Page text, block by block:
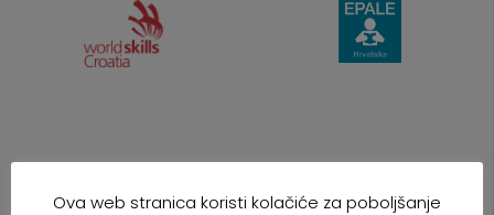
Ova web stranica koristi kolačiće za poboljšanje